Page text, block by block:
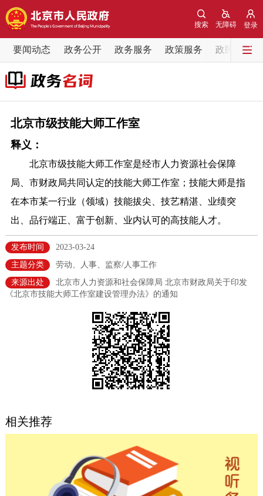
登录
无障碍
搜索
要闻动态 政务公开 政务服务 政策服务 政民互动
要闻动态
党中央精神
各区热点
政务公开
市领导 机构职能 政策服务
政策兑现
决策公开 专题公开
法人服务
利企服务
政民互动
12345网上接诉即办 我要咨询 我要建议
北京市级技能大师工作室
释义：
北京市级技能大师工作室是经市人力资源社会保障
局、市财政局共同认定的技能大师工作室；技能大师是指
在本市某一行业（领域）技能拔尖、技艺精湛、业绩突
出、品行端正、富于创新、业内认可的高技能人才。
发布时间
2023-03-24
主题分类
劳动、人事、监察/人事工作
来源出处
北京市人力资源和社会保障局 北京市财政局关于印发
《北京市技能大师工作室建设管理办法》的通知
相关推荐